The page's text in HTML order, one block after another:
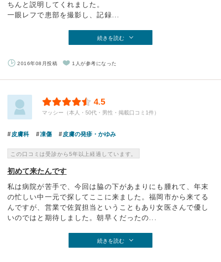
ちんと説明してくれました。
一眼レフで患部を撮影し、記録...
続きを読む
2016年08月投稿 1人が参考になった
4.5
マッシー（本人・50代・男性・掲載口コミ1件）
皮膚科 凍傷 皮膚の発疹・かゆみ
この口コミは受診から5年以上経過しています。
初めて来たんです
私は病院が苦手で、今回は脇の下があまりにも腫れて、年末
の忙しい中一元で探してここに来ました。福岡市から来てる
んですが、営業で佐賀担当ということもあり女医さんで優し
いのではと期待しました。朝早くだったの...
続きを読む